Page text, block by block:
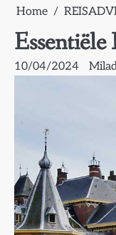
Home
10/04/2024